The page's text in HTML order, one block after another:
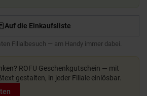
Auf die Einkaufsliste
Filialbesuch — am Handy immer dabei.
ROFU Geschenkgutschein — mit
gestalten, in jeder Filiale einlösbar.